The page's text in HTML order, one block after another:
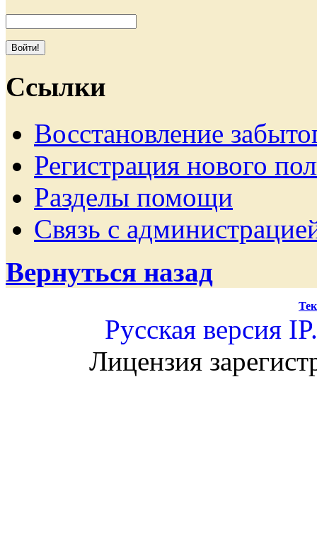
Ссылки
Восстановление
Регистрация нового
Разделы помощи
Связь с
Вернуться назад
Русская версия
Лицензия